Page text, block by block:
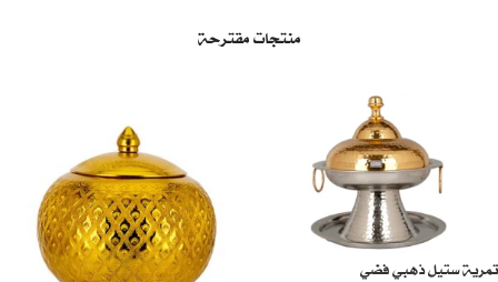
منتجات مقترحة
تمرية ستيل ذهبي فضي